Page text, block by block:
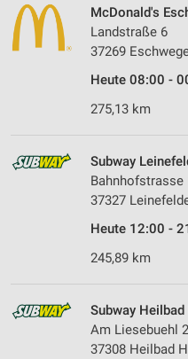
McDonald's
Landstraße 6
37269
Heute 08:00 -
275,13 km
Subway
Bahnhofstrasse
37327
Heute 12:00 -
245,89 km
Subway
Am Liesebuehl 2
37308 Heilbad